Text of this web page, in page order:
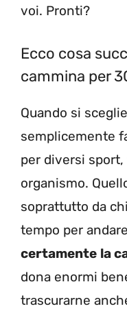
voi. Pronti?
Ecco cosa
cammina per
Quando si
semplicemente
per diversi
organismo.
soprattutto da
tempo per
certamente la
dona enormi
trascurarne